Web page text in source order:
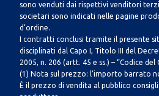
sono venduti dai rispettivi venditori
societari sono indicati nelle pagine
d’ordine.
I contratti conclusi tramite il presente
disciplinati dal Capo I, Titolo III del
2005, n. 206 (artt. 45 e ss.) – “Codice del
(1) Nota sul prezzo: l’importo barrato
È il prezzo di vendita al pubblico